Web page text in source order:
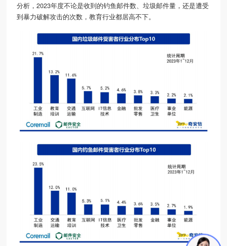
分析，2023年度不论是收到的钓鱼邮件数、垃圾邮件量，还是遭受
到暴力破解攻击的次数，教育行业都居高不下。